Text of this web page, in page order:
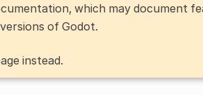
which may document
of Godot.
instead.